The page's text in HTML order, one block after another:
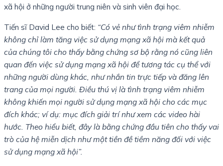
xã hội ở những người trung niên và sinh viên đại học.
Tiến sĩ David Lee cho biết: “Có vẻ như tình trạng viêm nhiễm
không chỉ làm tăng việc sử dụng mạng xã hội mà kết quả
của chúng tôi cho thấy bằng chứng sơ bộ rằng nó cũng liên
quan đến việc sử dụng mạng xã hội để tương tác cụ thể với
những người dùng khác, như nhắn tin trực tiếp và đăng lên
trang của mọi người. Điều thú vị là tình trạng viêm nhiễm
không khiến mọi người sử dụng mạng xã hội cho các mục
đích khác; ví dụ: mục đích giải trí như xem các video hài
hước. Theo hiểu biết, đây là bằng chứng đầu tiên cho thấy vai
trò của hệ miễn dịch như một tiền đề tiềm năng đối với việc
sử dụng mạng xã hội”.